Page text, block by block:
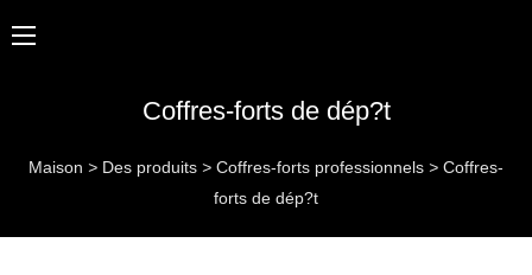
Coffres-forts de dép?t
Maison > Des produits > Coffres-forts professionnels > Coffres-
forts de dép?t